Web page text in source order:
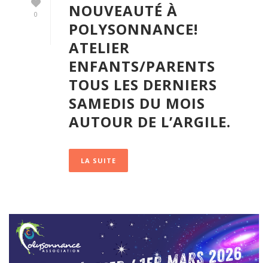
0
NOUVEAUTÉ À
POLYSONNANCE!
ATELIER
ENFANTS/PARENTS
TOUS LES DERNIERS
SAMEDIS DU MOIS
AUTOUR DE L’ARGILE.
LA SUITE